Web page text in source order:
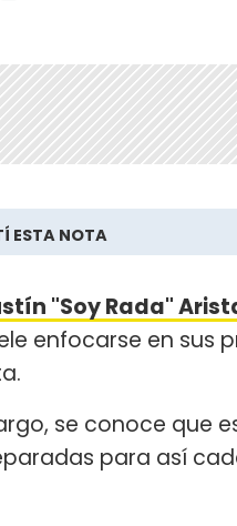
ESTA NOTA
"Soy Rada"
enfocarse en sus
se conoce que
para así